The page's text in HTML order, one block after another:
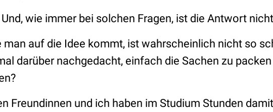
Und, wie immer bei solchen Fragen, ist die Antwort
man auf die Idee kommt, ist wahrscheinlich nicht so
darüber nachgedacht, einfach die Sachen zu
Freundinnen und ich haben im Studium Stunden